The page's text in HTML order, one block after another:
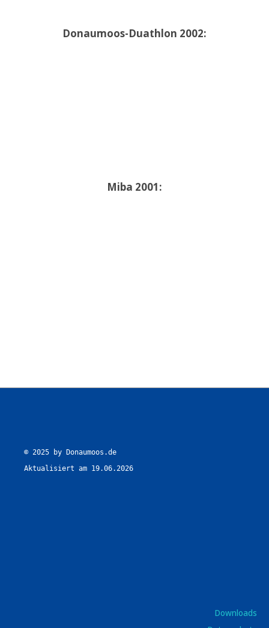
Donaumoos-Duathlon 2002:
Miba 2001:
© 2025 by Donaumoos.de
Aktualisiert am 19.06.2026
Downloads